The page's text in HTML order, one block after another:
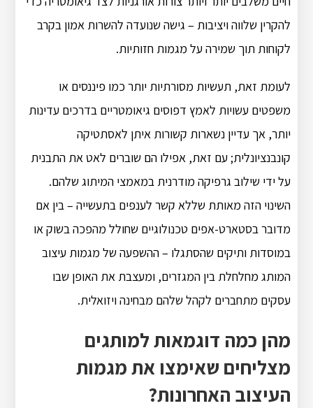
להקרין שלווה ויציבות – גישה שנועדה להשרות אמון בקרב
לקוחות תוך שמירה על מגמות חזותיות.
לעומת זאת, תעשיות מסורתיות יותר כמו פיננסים או
משפטים עשויות לאמץ דפוסים גיאומטריים בדרכים עדינות
יותר, אך עדיין נשארות קשורות איתן לאסתטיקה
קונבנציונלית; עם זאת, אפילו הם שוברים לאט את התבנית
על ידי שילוב גרפיקה מודרנית במאמצי המיתוג שלהם.
השינוי הזה מאותת שללא קשר לענפים בתעשייה – בין אם
מדובר בסטארט-אפים טכנולוגיים שחולל מהפכה בשוק או
במוסדות ותיקים שהסתגלו – ההשפעה של מגמות עיצוב
המותג מחלחלת בין המגזרים, ומעצבת את האופן שבו
עסקים מתחברים לקהל שלהם מבחינה ויזואלית.
מהן כמה דוגמאות למותגים
מצליחים שאימצו את מגמות
העיצוב האחרונות?